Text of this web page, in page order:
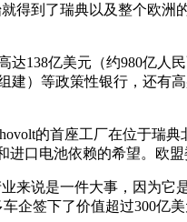
得到了瑞典以及整个欧
达138亿美元（约980亿
）等政策性银行，还
的首座工厂在位于瑞
口电池依赖的希望。欧
来说是一件大事，因为
企签下了价值超过300亿